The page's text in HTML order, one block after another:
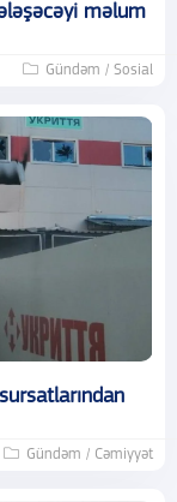
məlum
Gündəm / Sosial
Gündəm / Cəmiyyət